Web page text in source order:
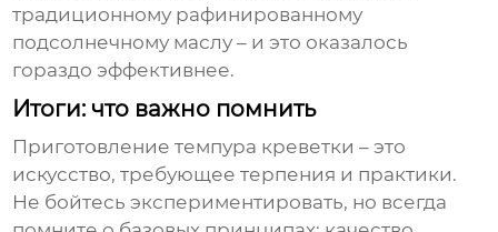
традиционному рафинированному
подсолнечному маслу – и это оказалось
гораздо эффективнее.
Итоги: что важно помнить
Приготовлениетемпура креветки – это
искусство, требующее терпения и практики.
Не бойтесь экспериментировать, но всегда